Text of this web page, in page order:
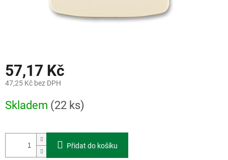
57,17 Kč
47,25 Kč bez DPH
cena:
Skladem (22 ks)
Přidat do košíku